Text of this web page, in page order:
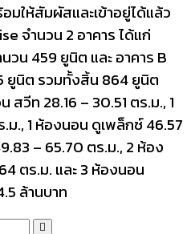
ให้สัมผัสและเข้าอยู่ได้แล้ว
จำนวน 2 อาคาร ได้แก่
วน 459 ยูนิต และ อาคาร B
ยูนิต รวมทั้งสิ้น 864 ยูนิต
สวีท 28.16 – 30.51 ตร.ม., 1
., 1 ห้องนอน ดูเพล็กซ์ 46.57
– 65.70 ตร.ม., 2 ห้อง
ตร.ม. และ 3 ห้องนอน
ล้านบาท